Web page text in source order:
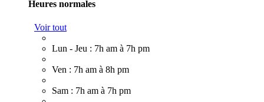
Heures normales
Voir tout
Lun - Jeu : 7h am à 7h pm
Ven : 7h am à 8h pm
Sam : 7h am à 7h pm